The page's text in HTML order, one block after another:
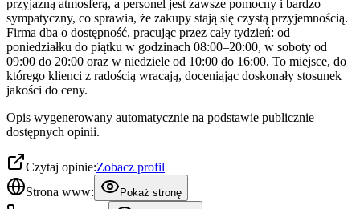
przyjazną atmosferą, a personel jest zawsze pomocny i bardzo
sympatyczny, co sprawia, że zakupy stają się czystą przyjemnością.
Firma dba o dostępność, pracując przez cały tydzień: od
poniedziałku do piątku w godzinach 08:00–20:00, w soboty od
09:00 do 20:00 oraz w niedziele od 10:00 do 16:00. To miejsce, do
którego klienci z radością wracają, doceniając doskonały stosunek
jakości do ceny.
Opis wygenerowany automatycznie na podstawie publicznie
dostępnych opinii.
Czytaj opinie:Zobacz profil
Strona www:
Pokaż stronę